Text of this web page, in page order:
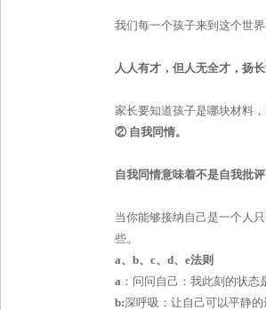
我们每一个孩子来到这个世
人人有才，但人无全才，扬
家长要知道孩子是哪块材料
② 自我同情。
自我同情意味着不是自我批
当你能够接纳自己是一个人
些。
a、 b、 c、 d、 e法则
a ：问问自己：我此刻的状
b:深呼吸：让自己可以平静